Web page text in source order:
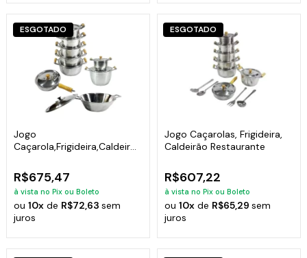
ESGOTADO
Jogo
Caçarola,Frigideira,Caldeirões
R$675,47
à vista no Pix ou Boleto
ou10x de R$72,63sem
juros
ESGOTADO
Jogo Caçarolas, Frigideira,
Caldeirão Restaurante
R$607,22
à vista no Pix ou Boleto
ou 10xde R$65,29 sem
juros